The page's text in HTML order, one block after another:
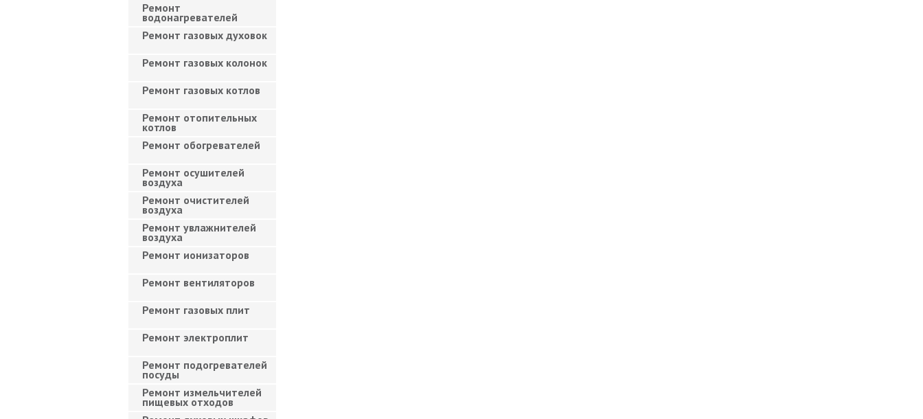
Ремонт
водонагревателей
Ремонт газовых духовок
Ремонт газовых колонок
Ремонт газовых котлов
Ремонт отопительных
котлов
Ремонт обогревателей
Ремонт осушителей
воздуха
Ремонт очистителей
воздуха
Ремонт увлажнителей
воздуха
Ремонт ионизаторов
Ремонт вентиляторов
Ремонт газовых плит
Ремонт электроплит
Ремонт подогревателей
посуды
Ремонт измельчителей
пищевых отходов